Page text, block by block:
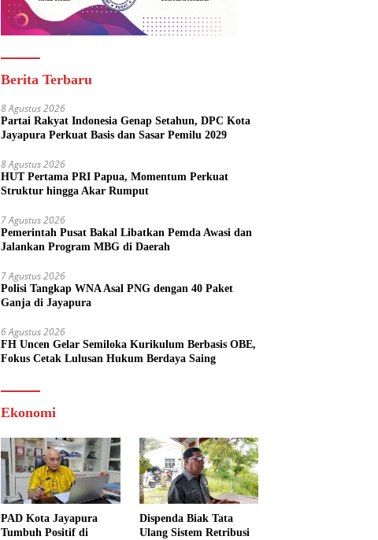
Berita Terbaru
8 Agustus 2026
Partai Rakyat Indonesia Genap Setahun, DPC Kota
Jayapura Perkuat Basis dan Sasar Pemilu 2029
8 Agustus 2026
HUT Pertama PRI Papua, Momentum Perkuat
Struktur hingga Akar Rumput
7 Agustus 2026
Pemerintah Pusat Bakal Libatkan Pemda Awasi dan
Jalankan Program MBG di Daerah
7 Agustus 2026
Polisi Tangkap WNA Asal PNG dengan 40 Paket
Ganja di Jayapura
6 Agustus 2026
FH Uncen Gelar Semiloka Kurikulum Berbasis OBE,
Fokus Cetak Lulusan Hukum Berdaya Saing
Ekonomi
PAD Kota Jayapura
Tumbuh Positif di
Dispenda Biak Tata
Ulang Sistem Retribusi